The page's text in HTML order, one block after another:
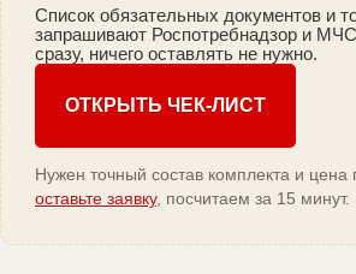
Список обязательных документов и
запрашивают Роспотребнадзор и
сразу, ничего оставлять не нужно.
ОТКРЫТЬ ЧЕК-ЛИСТ
Нужен точный состав комплекта и цена
оставьте заявку, посчитаем за 15 минут.